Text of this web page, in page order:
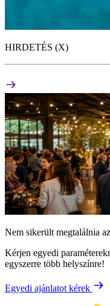
HIRDETÉS (X)
Nem sikerült megtalálnia
Kérjen egyedi
egyszerre több helyszínre!
Egyedi ajánlatot kérek